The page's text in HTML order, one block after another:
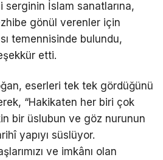
serginin İslam sanatlarına,
gönül verenler için
temennisinde bulundu,
etti.
eserleri tek tek gördüğünü
“Hakikaten her biri çok
bir üslubun ve göz nurunun
yapıyı süslüyor.
ve imkânı olan